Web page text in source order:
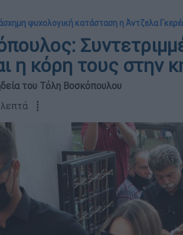
ψυχολογική κατάσταση η Άντζελα
η κόρη τους στην
του Τόλη Βοσκόπουλου
λεπτά ┋